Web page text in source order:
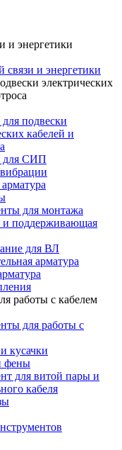
и энергетики
связи и энергетики
электрических
подвески
кабелей и
для СИП
для монтажа
и поддерживающая
для ВЛ
арматура
работы с кабелем
для работы с
кусачки
фены
для витой пары и
кабеля